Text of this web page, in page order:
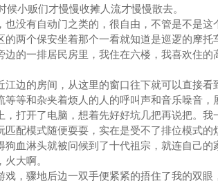
小贩们才慢慢收摊人流才慢慢散去。
有自动门之类的，很自由，不管是不是这
两个保安坐着那个一看就知道是巡逻的摩托
一排居民房里，我住在六楼，我喜欢住的
边的房间，从这里的窗口往下就可以直接看
等和杂夹着烦人的人的呼叫声和音乐噪音，
开了电脑，想着先好好坑几把再说把。我
配模式随便耍耍，实在是受不了排位模式的
血淋头就被问候到了十代祖宗，就连自己的
大啊。
骤地后边一双手便紧紧的捂住了我的双眼